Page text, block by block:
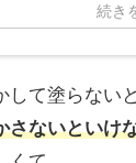
続き
て塗らない
さないといけ